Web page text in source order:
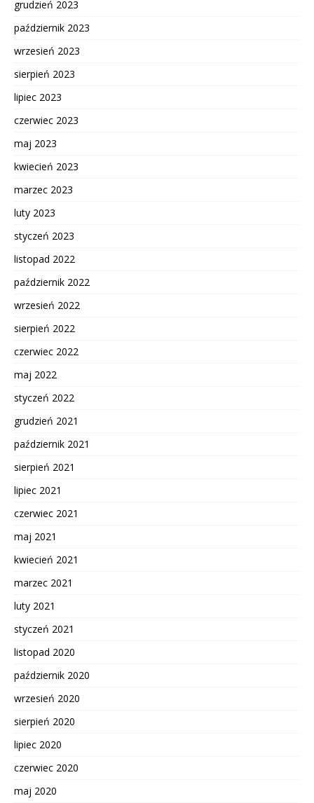
grudzień 2023
październik 2023
wrzesień 2023
sierpień 2023
lipiec 2023
czerwiec 2023
maj 2023
kwiecień 2023
marzec 2023
luty 2023
styczeń 2023
listopad 2022
październik 2022
wrzesień 2022
sierpień 2022
czerwiec 2022
maj 2022
styczeń 2022
grudzień 2021
październik 2021
sierpień 2021
lipiec 2021
czerwiec 2021
maj 2021
kwiecień 2021
marzec 2021
luty 2021
styczeń 2021
listopad 2020
październik 2020
wrzesień 2020
sierpień 2020
lipiec 2020
czerwiec 2020
maj 2020